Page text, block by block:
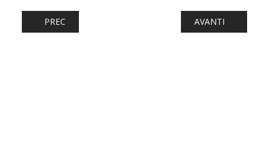
ARTICOLO PRECEDENTE: NAVI: MSC WORLD AMERICA
PREC ARTICOLO
AVANTI